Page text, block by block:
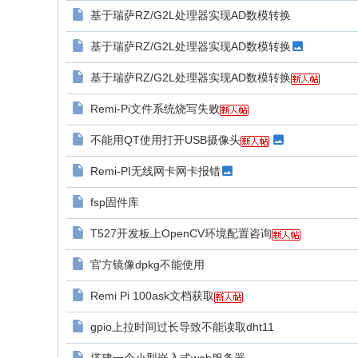
基于瑞萨RZ/G2L处理器实现AD数模转换
基于瑞萨RZ/G2L处理器实现AD数模转换
基于瑞萨RZ/G2L处理器实现AD数模转换
Remi-Pi文件系统烧写失败
不能用QT使用打开USB摄像头
Remi-PI无线网卡网卡报错
fsp固件库
T527开发板上OpenCV环境配置咨询
官方镜像dpkg不能使用
Remi Pi 100ask文档获取
gpio上拉时间过长导致不能读取dht11